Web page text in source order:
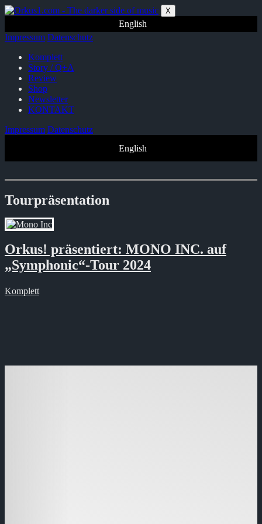
Zum
springen
X
English
Impressum Datenschutz
Komplett
Story / Q+A
Review
Shop
Newsletter
KONTAKT
Impressum Datenschutz
English
Tourpräsentation
Orkus! präsentiert: MONO INC. auf
„Symphonic“-Tour 2024
Komplett